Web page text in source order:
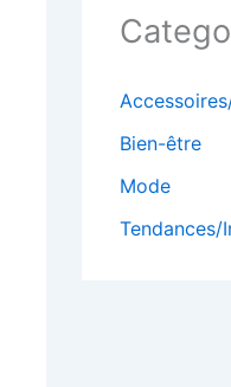
Bien-être
Mode
Tendances/